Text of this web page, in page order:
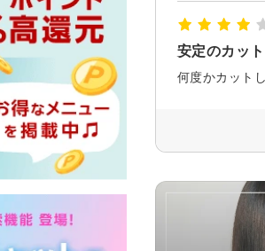
安定のカッ
何度かカット